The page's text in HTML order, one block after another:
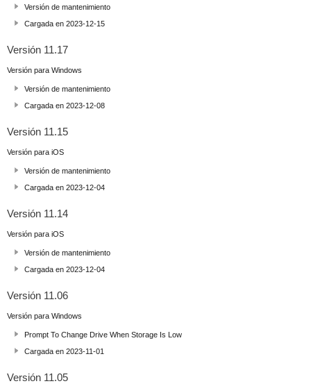
Versión de mantenimiento
Cargada en 2023-12-15
Versión 11.17
Versión para Windows
Versión de mantenimiento
Cargada en 2023-12-08
Versión 11.15
Versión para iOS
Versión de mantenimiento
Cargada en 2023-12-04
Versión 11.14
Versión para iOS
Versión de mantenimiento
Cargada en 2023-12-04
Versión 11.06
Versión para Windows
Prompt To Change Drive When Storage Is Low
Cargada en 2023-11-01
Versión 11.05